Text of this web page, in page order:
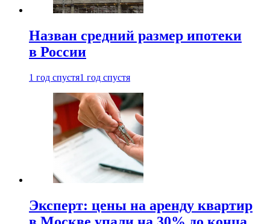
Назван средний размер ипотеки
в России
1 год спустя1 год спустя
Эксперт: цены на аренду квартир